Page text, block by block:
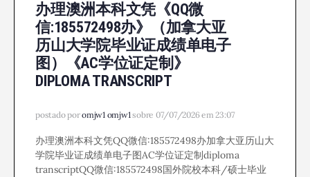
办理澳洲本科文凭《QQ微
信:185572498办》（加拿大亚
历山大学院毕业证成绩单电子
图）《AC学位证定制》
DIPLOMA TRANSCRIPT
postado poromjw1 omjw1sobre 07/07/2026 em 23:07
办理澳洲本科文凭QQ微信:185572498办加拿大亚历山大
学院毕业证成绩单电子图AC学位证定制diploma
transcriptQQ微信:185572498国外院校本科/硕士毕业